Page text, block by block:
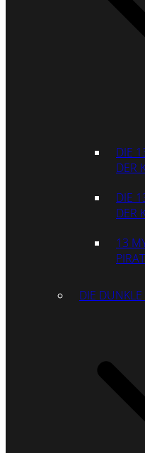
DIE
DER
DIE
DER
13
DIE DUNKLE